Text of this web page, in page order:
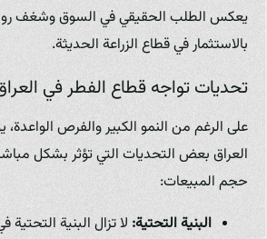
يعكس الطلب الحقيقي في السوق وشغف رواد
بالاستثمار في قطاع الزراعة الحديثة.
تحديات تواجه قطاع الفطر في
على الرغم من النمو الكبير والفرص
العراق بعض التحديات التي تؤثر بشكل
حجم المبيعات:
البنية التحتية:لا تزال البنية